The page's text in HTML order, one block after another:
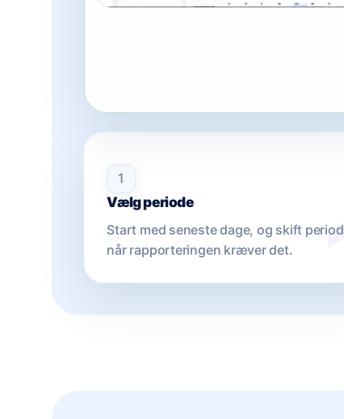
1
Vælg periode
Start med seneste dage, og skift
når rapporteringen kræver det.